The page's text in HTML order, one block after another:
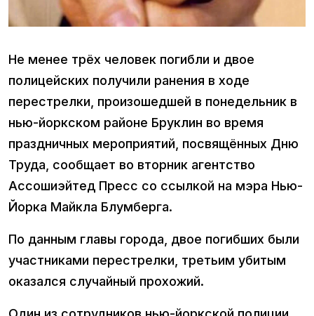
Не менее трёх человек погибли и двое
полицейских получили ранения в ходе
перестрелки, произошедшей в понедельник в
нью-йоркском районе Бруклин во время
праздничных мероприятий, посвящённых Дню
Труда, сообщает во вторник агентство
Ассошиэйтед Пресс со ссылкой на мэра Нью-
Йорка Майкла Блумберга.
По данным главы города, двое погибших были
участниками перестрелки, третьим убитым
оказался случайный прохожий.